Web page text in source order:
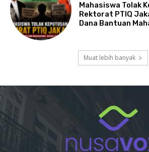
Mahasiswa Tolak
Rektorat PTIQ
Dana Bantuan
Muat lebih banyak